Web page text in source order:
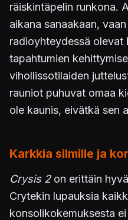
räiskintäpelin runkona.
aikana sanaakaan,
radioyhteydessä olevat
tapahtumien
vihollissotilaiden
rauniot puhuvat omaa
ole kaunis, eivätkä sen
Karkkia silmille ja
Crysis 2on erittäin
Crytekin lupauksia
konsolikokemuksesta